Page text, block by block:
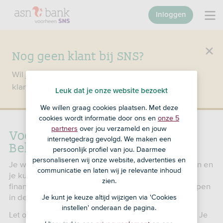
Nog geen klant bij SNS?
Wil je een product openen en ben je nog geen
klant bij SNS?Ga dan naar ASN Bank .
Inloggen
Voor wie is de SNS
Beleggingsrekening geschikt?
Je weet welke risico’s er bij beleggen komen kijken en
je kunt zelf keuzes maken die passen bij jouw
financiële doelen. Je vindt het leuk om je te verdiepen
in de fondsen en daaruit te kiezen.
Let op: met beleggen loop je en maak je
. Je
Leuk dat je onze website bezoekt
We willen graag cookies plaatsen. Met deze
cookies wordt informatie door ons en onze 5
partners over jou verzameld en jouw
internetgedrag gevolgd. We maken een
persoonlijk profiel van jou. Daarmee
personaliseren wij onze website, advertenties en
communicatie en laten wij je relevante inhoud
zien.
Je kunt je keuze altijd wijzigen via 'Cookies
instellen' onderaan de pagina.